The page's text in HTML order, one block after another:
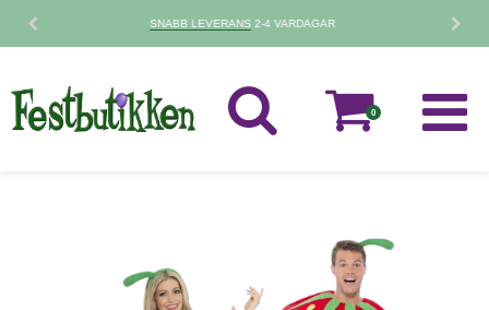
30 DAGARSRETURPOLICY
0